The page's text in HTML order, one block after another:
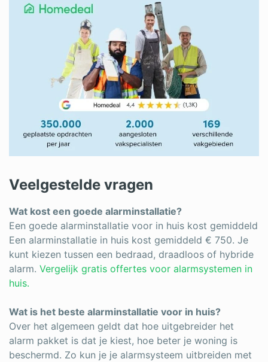
Veelgestelde vragen
Wat kost een goede alarminstallatie?
Een goede alarminstallatie voor in huis kost gemiddeld
Een alarminstallatie in huis kost gemiddeld € 750. Je
kunt kiezen tussen een bedraad, draadloos of hybride
alarm. Vergelijk gratis offertes voor alarmsystemen in
huis.
Wat is het beste alarminstallatie voor in huis?
Over het algemeen geldt dat hoe uitgebreider het
alarm pakket is dat je kiest, hoe beter je woning is
beschermd. Zo kun je je alarmsysteem uitbreiden met